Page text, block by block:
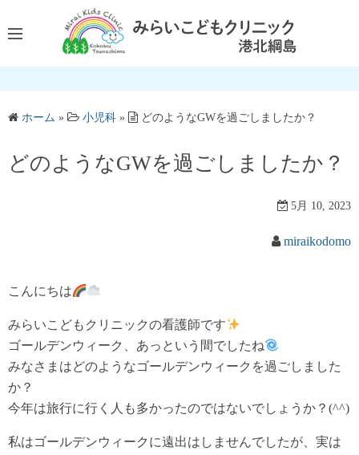
ン
ツ
へ
ホーム » 小児科 » どのようなGWを過ごしましたか？
どのようなGWを過ごしましたか？
5月 10, 2023
miraikodomo
こんにちは
みらいこどもクリニックの看護師です
ゴールデンウィーク、あっという間でしたね
みなさまはどのようなゴールデンウィークを過ごしました
か？
今年は旅行に行く人も多かったのではないでしょうか？(^^)
私はゴールデンウィークに遠出はしませんでしたが、実は